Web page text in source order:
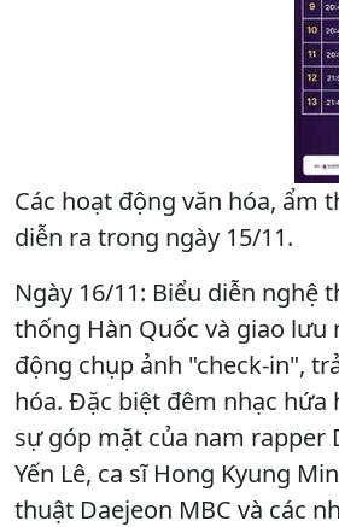
Các hoạt động văn hóa, ẩm
diễn ra trong ngày 15/11.
Ngày 16/11: Biểu diễn nghệ
thống Hàn Quốc và giao lưu
động chụp ảnh "check-in",
hóa. Đặc biệt đêm nhạc hứa
sự góp mặt của nam rapper
Yến Lê, ca sĩ Hong Kyung
thuật Daejeon MBC và các